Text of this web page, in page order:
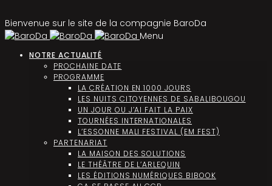
Bienvenue sur le site de la compagnie BaroDa
Menu
NOTRE ACTUALITÉ
PROCHAINE DATE
PROGRAMME
LA CRÉATION EN 1000 JOURS
LES NUITS CITOYENNES DE SABALIBOUGOU
UN JOUR OU J’AI FAIT LA PAIX
TOURNÉES INTERNATIONALES
L’ESSONNE MALI FESTIVAL (EM FEST)
PARTENARIAT
LA MAISON DES SOLUTIONS
LE THÉÂTRE DE L’ARLEQUIN
LES ÉDITIONS NUMÉRIQUES BIBOOK